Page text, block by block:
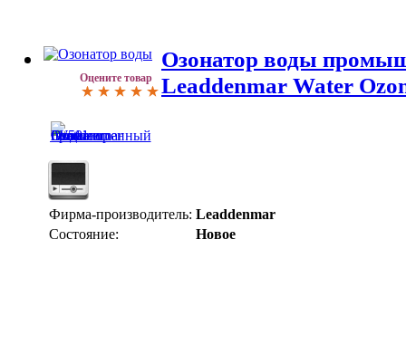
Оцените товар
Озонатор воды
Leaddenmar Water
Фирма-производитель: Leaddenmar
Состояние:
Новое